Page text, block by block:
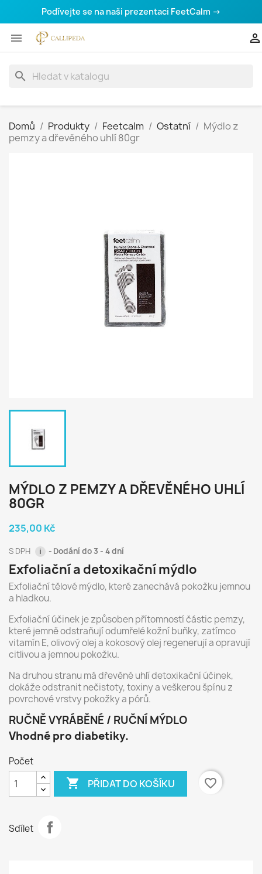
Podívejte se na naši prezentaci FeetCalm →
 
search
Domů Produkty Feetcalm Ostatní
Mýdlo z
pemzy a dřevěného uhlí 80gr
MÝDLO Z PEMZY A DŘEVĚNÉHO UHLÍ
80GR
235,00 Kč
S DPH i Dodání do 3 - 4 dní
Exfoliační a detoxikační mýdlo
Exfoliační tělové mýdlo, které zanechává pokožku jemnou
a hladkou.
Exfoliační účinek je způsoben přítomností částic pemzy,
které jemně odstraňují odumřelé kožní buňky, zatímco
vitamín E, olivový olej a kokosový olej regenerují a opravují
citlivou a jemnou pokožku.
Na druhou stranu má dřevěné uhlí detoxikační účinek,
dokáže odstranit nečistoty, toxiny a veškerou špínu z
povrchové vrstvy pokožky a pórů.
RUČNĚ VYRÁBĚNÉ / RUČNÍ MÝDLO
Vhodné pro diabetiky.
Počet
 PŘIDAT DO KOŠÍKU favorite_border
Sdílet